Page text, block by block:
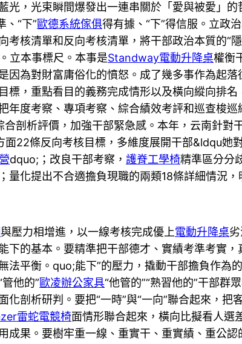
光，光束瞬間爆發出一連串關於「愛與被愛」
、“下”歐德系統傢俱得有據、“下”得信服。立政
考核清單和反向考核清單，將干部政治本質的“
立本事標尺。本事是Standway電動升降桌權衡
因為對財富庸俗化的憤怒。成了幾多事作為起
標，重點看目的義務完成情形以及橫向縱向排
年度考察、專項考察、綜合績效考評和巡查梭
合剖析評價，加強干部緊急感。本年，云南針
面22條反向考核目標，多維度展開干部&ldqu
dquo;；改良干部考察， 護脊工學椅精準區分分
量化提出不合適擔負現職的兩類18條詳細情況
與壓力相增進，以一線考核完成優上電動升降桌
下的基本。要精準把干部德才、實績考準考實
法平衡。quo;能下”的壓力，撬動干部擔負作
他的”歐凌辦公家具“他管的”“熟習他的”干部群
化剖析研判。要把“一時”與“一向”聯合起來，
雷蛇電競椅面情形聯合起來，橫向比擬看人選
成果。要樹牢重一線、重實干、重實績、重公